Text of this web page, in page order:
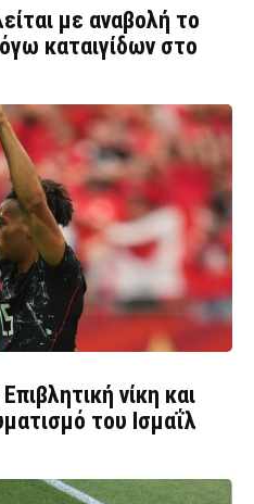
με αναβολή το
καταιγίδων στο
νίκη και
του Ισμαΐλ